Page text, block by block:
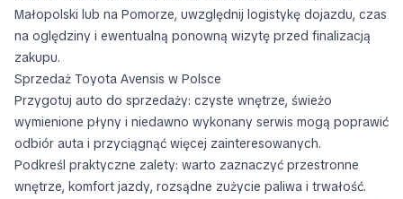
Małopolski lub na Pomorze, uwzględnij logistykę dojazdu, czas
na oględziny i ewentualną ponowną wizytę przed finalizacją
zakupu.
Sprzedaż Toyota Avensis w Polsce
Przygotuj auto do sprzedaży: czyste wnętrze, świeżo
wymienione płyny i niedawno wykonany serwis mogą poprawić
odbiór auta i przyciągnąć więcej zainteresowanych.
Podkreśl praktyczne zalety: warto zaznaczyć przestronne
wnętrze, komfort jazdy, rozsądne zużycie paliwa i trwałość.